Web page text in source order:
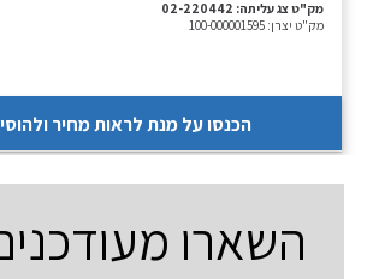
מק"ט צג עליתה: 02-220442
מק"ט יצרן: 100-000001595
הכנסו על מנת לראות מחיר
השארו